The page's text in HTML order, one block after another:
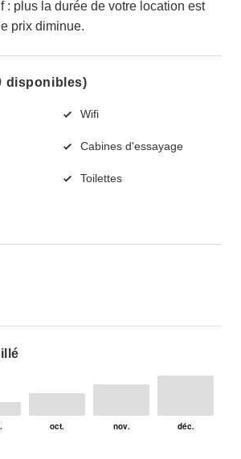
: plus la durée de votre location est
prix diminue.
disponibles)
Wifi
Cabines d'essayage
Toilettes